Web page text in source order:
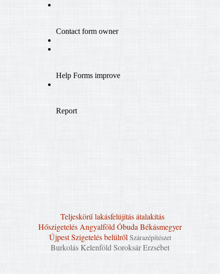
Teljeskörű lakásfelújítás átalakítás
Hőszigetelés Angyalföld Óbuda Békásmegyer
Újpest Szigetelés belülrőlSzárazépítészet
Burkolás Kelenföld Soroksár Erzsébet